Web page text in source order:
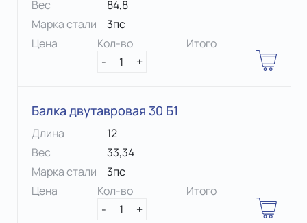
Вес
84,8
Марка стали
3пс
Цена
Кол-во
-
1 +
Итого
Балка двутавровая 30 Б1
Длина
12
Вес
33,34
Марка стали
3пс
Цена
Кол-во
-
1 +
Итого